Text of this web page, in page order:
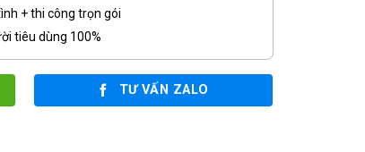
+ thi công trọn gói
tiêu dùng 100%
TƯ VẤN ZALO